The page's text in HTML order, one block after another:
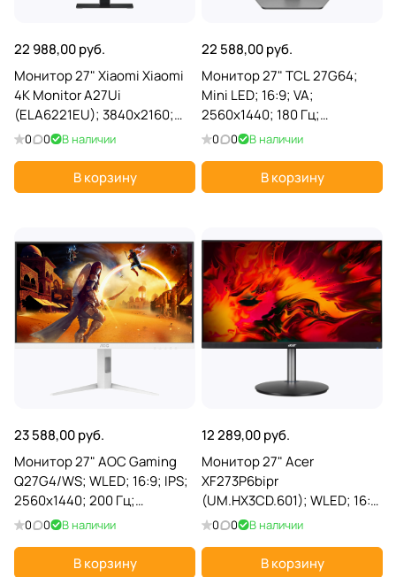
22 988,00 руб.
Монитор 27" Xiaomi Xiaomi
4K Monitor A27Ui
(ELA6221EU); 3840x2160;
IPS; 60 Гц; 6 мс; 1 200:1; 360
0 0 В наличии
В корзину
22 588,00 руб.
Монитор 27" TCL 27G64;
Mini LED; 16:9; VA;
2560x1440; 180 Гц;
178°/178°; 600 кд/м²; 1 мс; 5
0 0 В наличии
В корзину
23 588,00 руб.
Монитор 27" AOC Gaming
Q27G4/WS; WLED; 16:9; IPS;
2560х1440; 200 Гц;
178°/178°; 450 кд/м²; 1 мс; 1
0 0 В наличии
В корзину
12 289,00 руб.
Монитор 27" Acer
XF273P6bipr
(UM.HX3CD.601); WLED; 16:9;
IPS; 1920x1080; 144 Гц;
000:1; 1хHDMI; 1xDP; черный
0 0 В наличии
В корзину